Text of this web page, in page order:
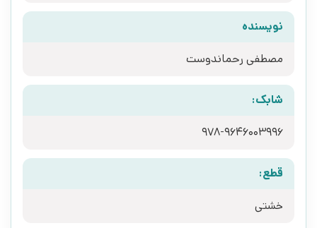
نویسنده
مصطفی رحماندوست
شابک:
978-9646003996
قطع:
خشتی